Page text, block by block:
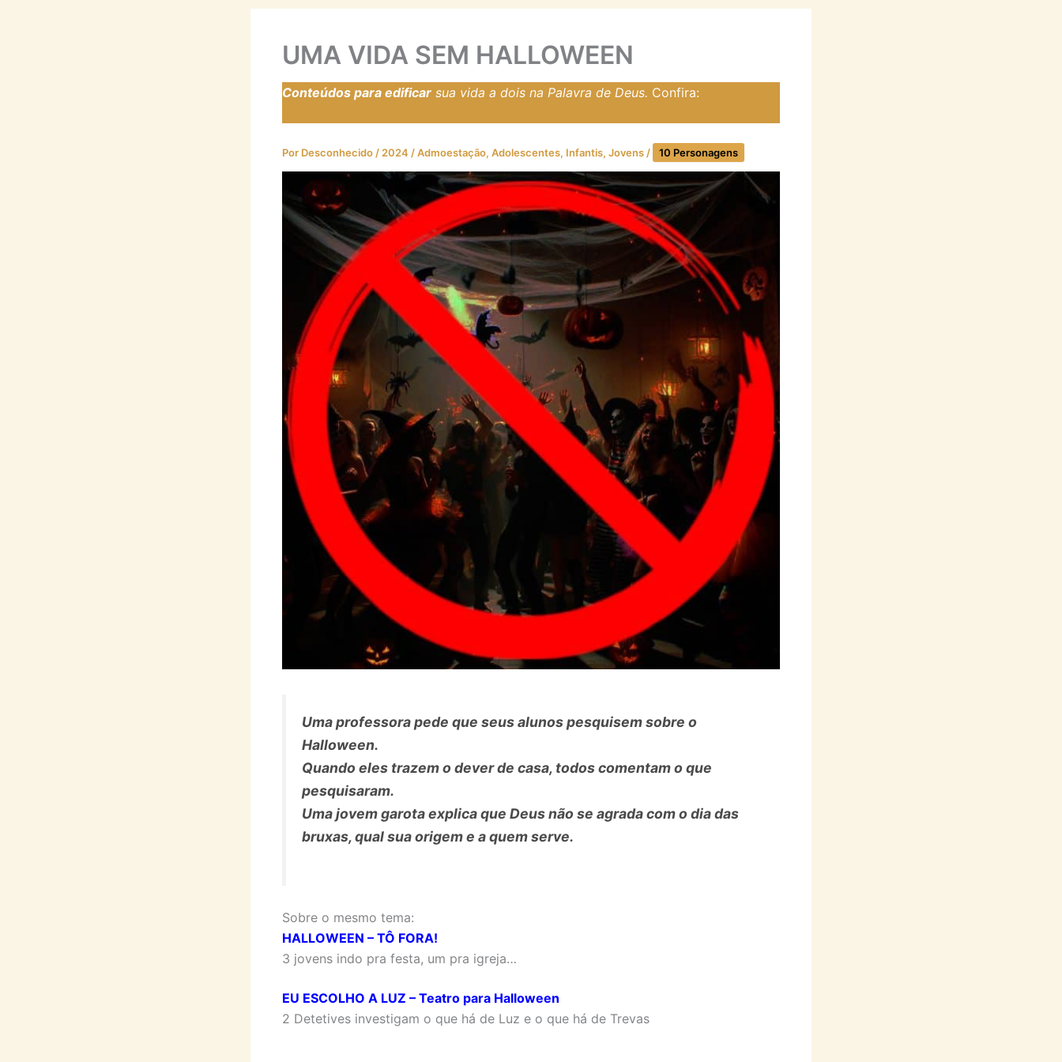
UMA VIDA SEM HALLOWEEN
Conteúdos para edificar sua vida a dois na Palavra de Deus. Confira:
Por Desconhecido / 2024 /Admoestação, Adolescentes, Infantis, Jovens / 10 Personagens
Uma professora pede que seus alunos pesquisem sobre o
Halloween.
Quando eles trazem o dever de casa, todos comentam o que
pesquisaram.
Uma jovem garota explica que Deus não se agrada com o dia das
bruxas, qual sua origem e a quem serve.
Sobre o mesmo tema:
HALLOWEEN – TÔ FORA!
3 jovens indo pra festa, um pra igreja…
EU ESCOLHO A LUZ – Teatro para Halloween
2 Detetives investigam o que há de Luz e o que há de Trevas